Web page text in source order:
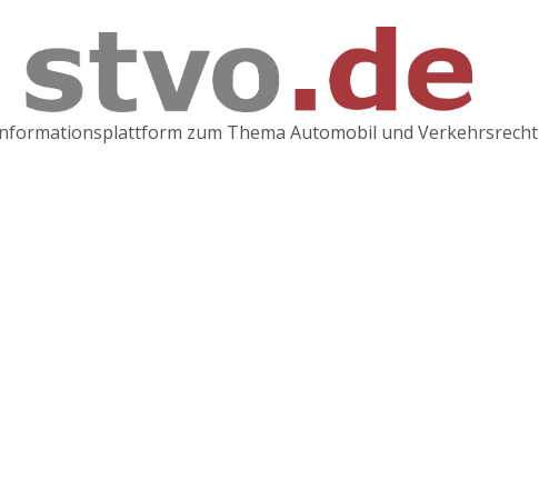
zum Thema Automobil und Verkehrsrecht